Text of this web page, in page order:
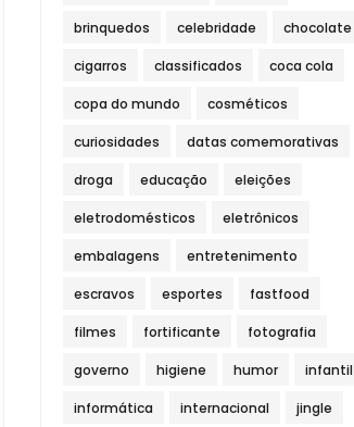
brinquedos celebridade chocolate
cigarros classificados coca cola
copa do mundo cosméticos
curiosidades datas comemorativas
droga educação eleições
eletrodomésticos eletrônicos
embalagens entretenimento
escravos esportes fastfood
filmes fortificante fotografia
governo higiene humor infantil
informática internacional jingle